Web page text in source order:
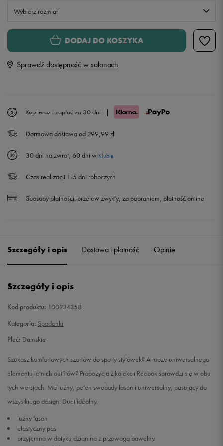
Wybierz rozmiar
Powiadom o dostępności
S Powiadom o dostępności
Powiadom o dostępności
DODAJ DO KOSZYKA
Sprawdź dostępność w salonach
Kup teraz i zapłać za 30 dni |
Darmowa dostawa od 299,99 zł
30 dni na zwrot, 60 dni w Klubie
Czas realizacji 1-5 dni roboczych
Sposoby płatności: przelew zwykły, za pobraniem, płatność online
Szczegóły i opis Dostawa i płatność Opinie
Szczegóły i opis
Kod produktu: 100234358
Kategoria: Spodenki
Płeć: Damskie
Szukasz komfortowych szortów do sporty stylówek? A może uniwersalnego
elementu letnich outfitów? Propozycja z kolekcji Reebok sprawdzi się w obu
tych wersjach. Ma luźny, pełen swobody fason i uniwersalny, pasujący do
wszystkiego design. Duet idealny.
luźny fason
elastyczny pas
przyjemna w dotyku dzianina z przewagą bawełny